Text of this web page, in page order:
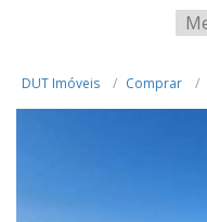
DUT Imóveis Comprar